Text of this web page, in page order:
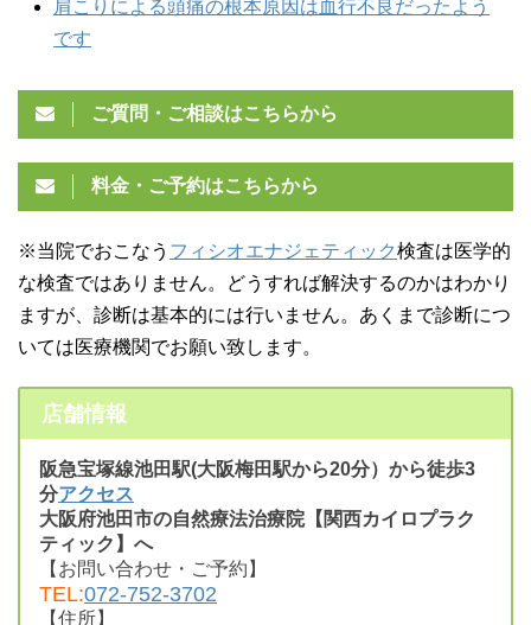
肩こりによる頭痛の根本原因は血行不良だったよう
です
ご質問・ご相談はこちらから
料金・ご予約はこちらから
※当院でおこなう フィシオエナジェティック検査は医学的
な検査ではありません。どうすれば解決するのかはわかり
ますが、診断は基本的には行いません。あくまで診断につ
いては医療機関でお願い致します。
店舗情報
阪急宝塚線池田駅(大阪梅田駅から20分）から徒歩3
分アクセス
大阪府池田市の自然療法治療院【関西カイロプラク
ティック】へ
【お問い合わせ・ご予約】
TEL:072-752-3702
【住所】